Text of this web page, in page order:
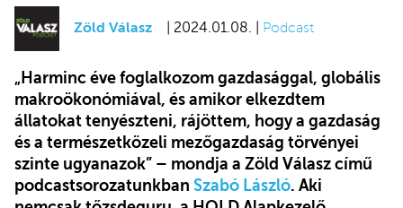
Zöld Válasz | 2024.01.08. | Podcast
„Harminc éve foglalkozom gazdasággal, globális
makroökonómiával, és amikor elkezdtem
állatokat tenyészteni, rájöttem, hogy a gazdaság
és a természetközeli mezőgazdaság törvényei
szinte ugyanazok” – mondja a Zöld Válasz című
podcastsorozatunkban Szabó László. Aki